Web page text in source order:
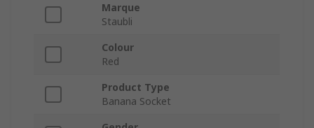
Marque
Staubli
Colour
Red
Product Type
Banana Socket